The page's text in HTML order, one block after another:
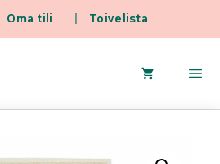
Oma tili Toivelista